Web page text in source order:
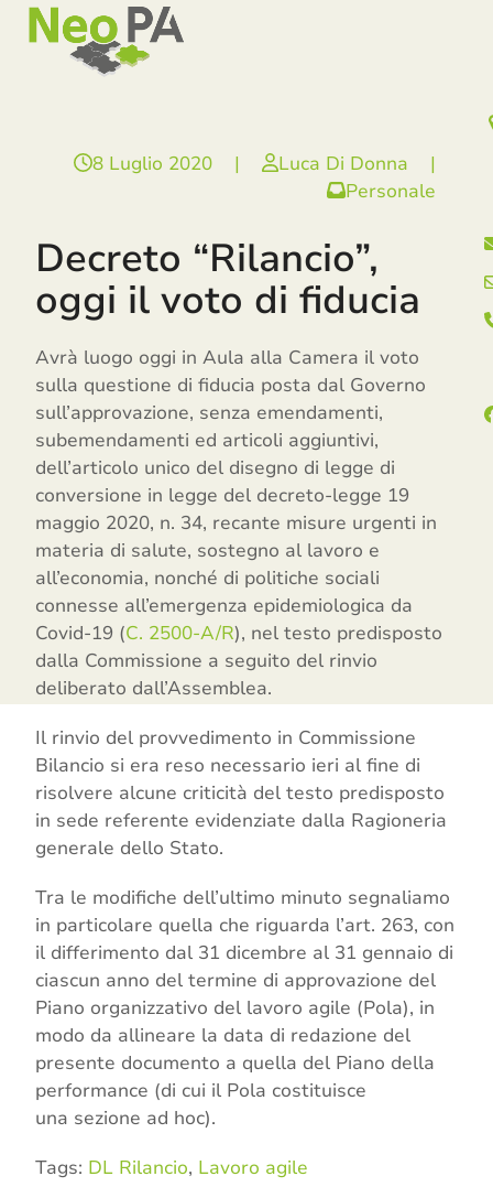
SkipOpen
mobile
menu
Close
mobile
menu
8 Luglio 2020 | Luca Di Donna
|
Personale
Decreto “Rilancio”,
oggi il voto di fiducia
Avrà luogo oggi in Aula alla Camera il voto
sulla questione di fiducia posta dal Governo
sull’approvazione, senza emendamenti,
subemendamenti ed articoli aggiuntivi,
dell’articolo unico del disegno di legge di
conversione in legge del decreto-legge 19
maggio 2020, n. 34, recante misure urgenti in
materia di salute, sostegno al lavoro e
all’economia, nonché di politiche sociali
connesse all’emergenza epidemiologica da
Covid-19 (C. 2500-A/R), nel testo predisposto
dalla Commissione a seguito del rinvio
deliberato dall’Assemblea.
Il rinvio del provvedimento in Commissione
Bilancio si era reso necessario ieri al fine di
risolvere alcune criticità del testo predisposto
in sede referente evidenziate dalla Ragioneria
generale dello Stato.
Tra le modifiche dell’ultimo minuto segnaliamo
in particolare quella che riguarda l’art. 263, con
il differimento dal 31 dicembre al 31 gennaio di
ciascun anno del termine di approvazione del
Piano organizzativo del lavoro agile (Pola), in
modo da allineare la data di redazione del
presente documento a quella del Piano della
performance (di cui il Pola costituisce
una sezione ad hoc).
Tags: DL Rilancio, Lavoro agile